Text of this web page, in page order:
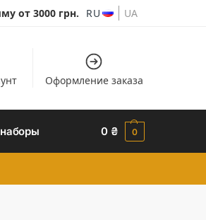
от 3000 грн. RU UA
Оформление заказа
0 ₴ 0